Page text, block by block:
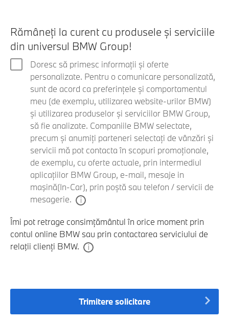
Rămâneți la curent cu produsele și serviciile
din universul BMW Group!
Doresc să primesc informații și oferte
personalizate. Pentru o comunicare personalizată,
sunt de acord ca preferințele și comportamentul
meu (de exemplu, utilizarea website-urilor BMW)
și utilizarea produselor și serviciilor BMW Group,
să fie analizate. Companiile BMW selectate,
precum și anumiți parteneri selectați de vânzări și
servicii mă pot contacta în scopuri promoționale,
de exemplu, cu oferte actuale, prin intermediul
aplicațiilor BMW Group, e-mail, mesaje in
maşină(In-Car), prin poștă sau telefon / servicii de
mesagerie.
Îmi pot retrage consimțământul în orice moment prin
contul online BMW sau prin contactarea serviciului de
relaţii clienți BMW.
Trimitere solicitare